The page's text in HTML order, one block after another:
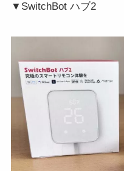
▼SwitchBot ハブ2